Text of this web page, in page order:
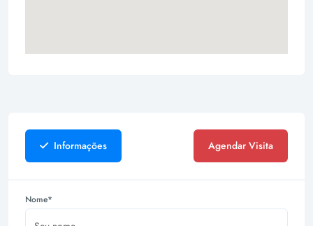
Informações Agendar Visita
Nome*